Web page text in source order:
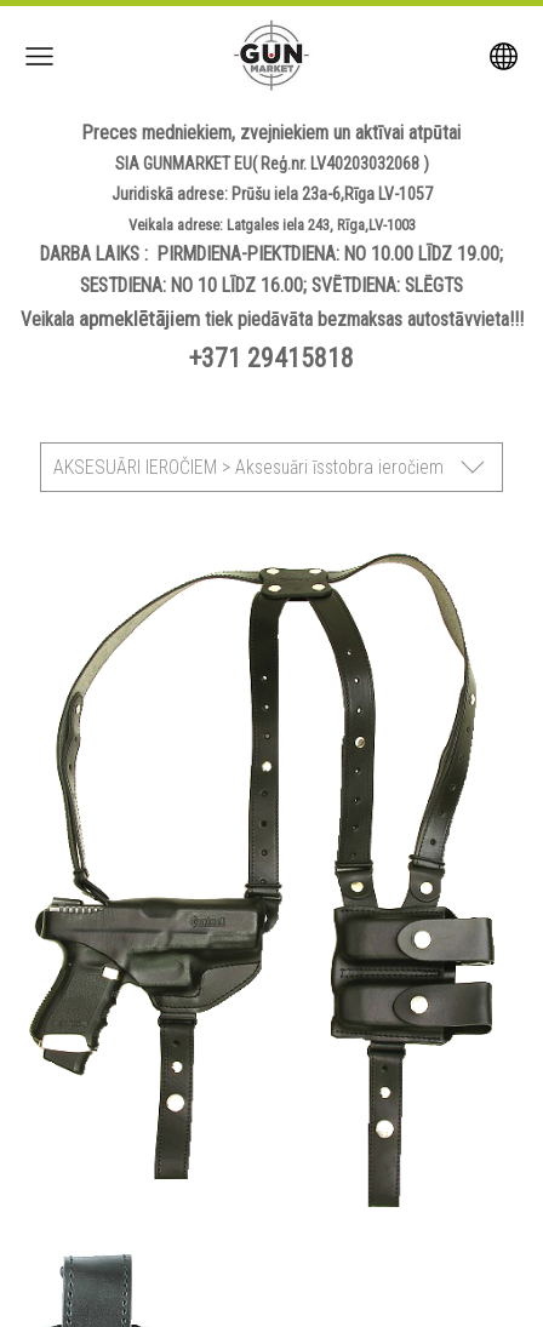
Preces medniekiem, zvejniekiem un aktīvai atpūtai
SIA GUNMARKET EU( Reģ.nr. LV40203032068 )
Juridiskā adrese: Prūšu iela 23a-6,Rīga LV-1057
Veikala adrese: Latgales iela 243, Rīga,LV-1003
DARBA LAIKS : PIRMDIENA-PIEKTDIENA: NO 10.00 LĪDZ 19.00;
SESTDIENA: NO 10 LĪDZ 16.00; SVĒTDIENA: SLĒGTS
Veikala apmeklētājiemtiek piedāvāta bezmaksas autostāvvieta!!!
+371 29415818
AKSESUĀRI IEROČIEM > Aksesuāri īsstobra ieročiem